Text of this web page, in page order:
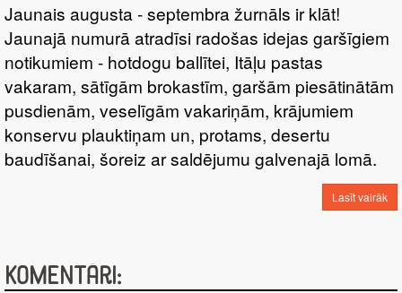
Jaunais augusta - septembra žurnāls ir klāt!
Jaunajā numurā atradīsi radošas idejas garšīgiem
notikumiem - hotdogu ballītei, Itāļu pastas
vakaram, sātīgām brokastīm, garšām piesātinātām
pusdienām, veselīgām vakariņām, krājumiem
konservu plauktiņam un, protams, desertu
baudīšanai, šoreiz ar saldējumu galvenajā lomā.
Lasīt vairāk
Komentāri: